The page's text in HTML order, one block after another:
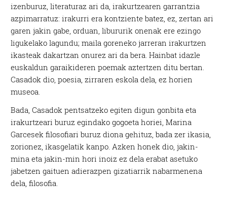
izenburuz, literaturaz ari da, irakurtzearen garrantzia
azpimarratuz: irakurri era kontziente batez, ez, zertan ari
garen jakin gabe, orduan, libururik onenak ere ezingo
ligukelako lagundu; maila goreneko jarreran irakurtzen
ikasteak dakartzan onurez ari da bera. Hainbat idazle
euskaldun garaikideren poemak aztertzen ditu bertan.
Casadok dio, poesia, zirraren eskola dela, ez horien
museoa.
Bada, Casadok pentsatzeko egiten digun gonbita eta
irakurtzeari buruz egindako gogoeta horiei, Marina
Garcesek filosofiari buruz diona gehituz, bada zer ikasia,
zorionez, ikasgelatik kanpo. Azken honek dio, jakin-
mina eta jakin-min hori inoiz ez dela erabat asetuko
jabetzen gaituen adierazpen gizatiarrik nabarmenena
dela, filosofia.